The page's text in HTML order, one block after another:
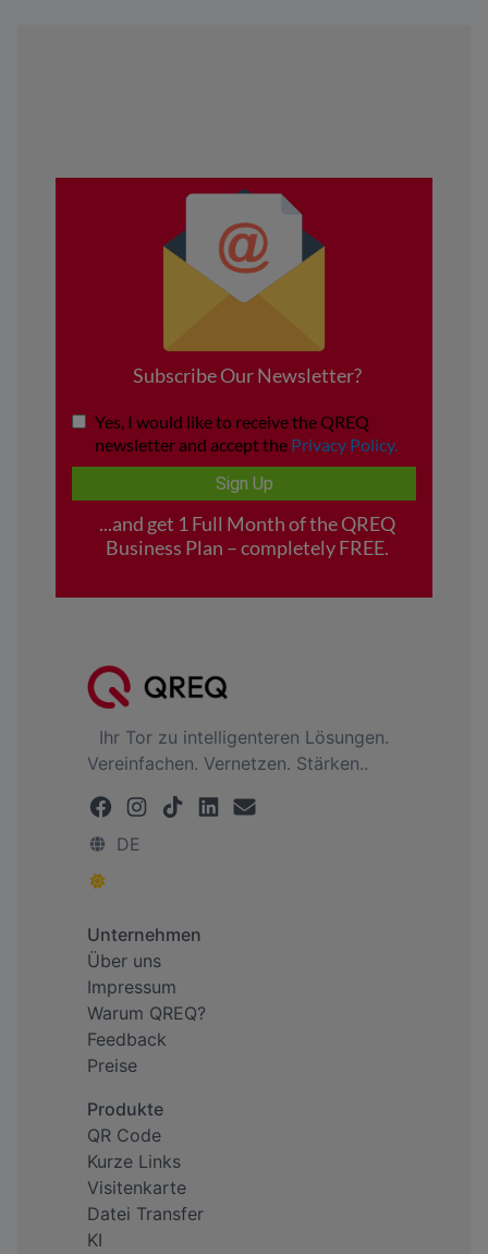
Ihr Tor zu intelligenteren Lösungen.
Vereinfachen. Vernetzen. Stärken..
DE
Unternehmen
Über uns
Impressum
Warum QREQ?
Feedback
Preise
Produkte
QR Code
Kurze Links
Visitenkarte
Datei Transfer
KI